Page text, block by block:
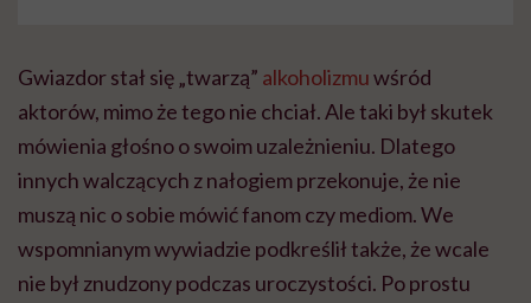
Gwiazdor stał się „twarzą” alkoholizmuwśród
aktorów, mimo że tego nie chciał. Ale taki był skutek
mówienia głośno o swoim uzależnieniu. Dlatego
innych walczących z nałogiem przekonuje, że nie
muszą nic o sobie mówić fanom czy mediom. We
wspomnianym wywiadzie podkreślił także, że wcale
nie był znudzony podczas uroczystości. Po prostu